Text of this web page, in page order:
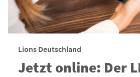
Lions Deutschland
Jetzt online: Der